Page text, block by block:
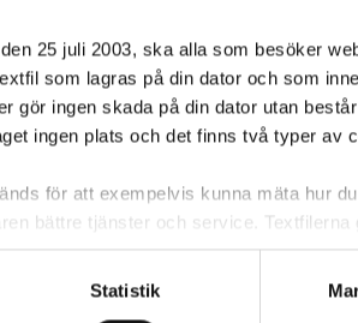
25 juli 2003, ska alla som besöker
som lagras på din dator och som
gör ingen skada på din dator utan
ingen plats och det finns två typer av
för att exempelvis kunna mäta hur
bättre tjänster och service. Textfilerna
sparas på din dator är endast ett unikt
Statistik
Art Deco
ca 1-2 dagar
Termosmugg JOBOUT
500ml
På externt lager